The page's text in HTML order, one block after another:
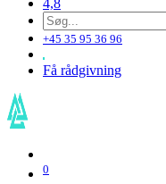
+45 35 95 36 96
Få rådgivning
0